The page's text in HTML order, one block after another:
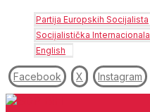
Partija Europskih Socijalista
Socijalistička Internacionala
English
Facebook X Instagram